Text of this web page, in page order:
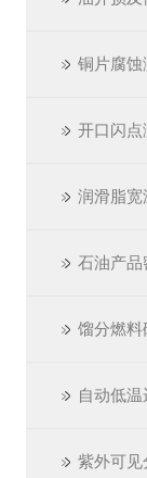
铜片腐蚀
开口闪点
润滑脂宽
石油产品
馏分燃料
自动低
紫外可见